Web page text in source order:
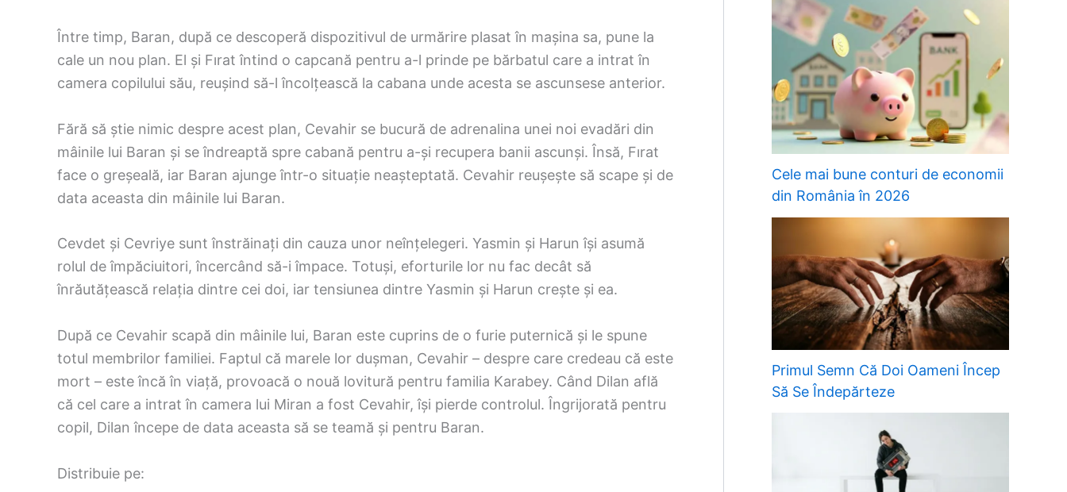
Între timp, Baran, după ce descoperă dispozitivul de urmărire plasat în mașina sa, pune la
cale un nou plan. El și Fırat întind o capcană pentru a-l prinde pe bărbatul care a intrat în
camera copilului său, reușind să-l încolțească la cabana unde acesta se ascunsese anterior.
Fără să știe nimic despre acest plan, Cevahir se bucură de adrenalina unei noi evadări din
mâinile lui Baran și se îndreaptă spre cabană pentru a-și recupera banii ascunși. Însă, Fırat
face o greșeală, iar Baran ajunge într-o situație neașteptată. Cevahir reușește să scape și de
data aceasta din mâinile lui Baran.
Cevdet și Cevriye sunt înstrăinați din cauza unor neînțelegeri. Yasmin și Harun își asumă
rolul de împăciuitori, încercând să-i împace. Totuși, eforturile lor nu fac decât să
înrăutățească relația dintre cei doi, iar tensiunea dintre Yasmin și Harun crește și ea.
După ce Cevahir scapă din mâinile lui, Baran este cuprins de o furie puternică și le spune
totul membrilor familiei. Faptul că marele lor dușman, Cevahir – despre care credeau că este
mort – este încă în viață, provoacă o nouă lovitură pentru familia Karabey. Când Dilan află
că cel care a intrat în camera lui Miran a fost Cevahir, își pierde controlul. Îngrijorată pentru
copil, Dilan începe de data aceasta să se teamă și pentru Baran.
Distribuie pe:
Cele mai bune conturi de economii
din România în 2026
Primul Semn Că Doi Oameni Încep
Să Se Îndepărteze